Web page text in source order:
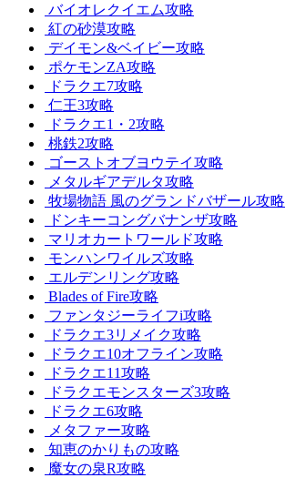
バイオレクイエム攻略
紅の砂漠攻略
デイモン&ベイビー攻略
ポケモンZA攻略
ドラクエ7攻略
仁王3攻略
ドラクエ1・2攻略
桃鉄2攻略
ゴーストオブヨウテイ攻略
メタルギアデルタ攻略
牧場物語 風のグランドバザール攻略
ドンキーコングバナンザ攻略
マリオカートワールド攻略
モンハンワイルズ攻略
エルデンリング攻略
Blades of Fire攻略
ファンタジーライフi攻略
ドラクエ3リメイク攻略
ドラクエ10オフライン攻略
ドラクエ11攻略
ドラクエモンスターズ3攻略
ドラクエ6攻略
メタファー攻略
知恵のかりもの攻略
魔女の泉R攻略